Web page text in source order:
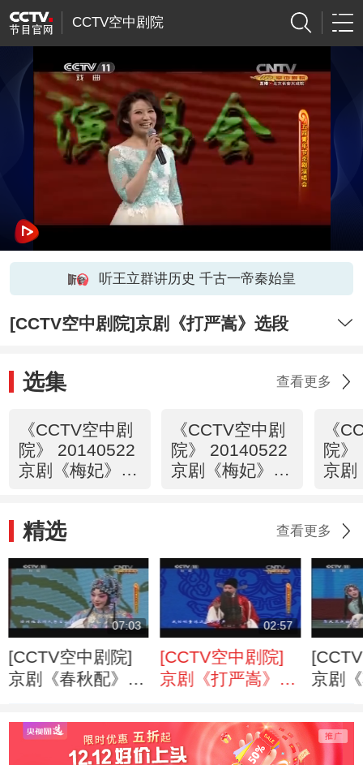
CCTV空中剧院
听王立群讲历史 千古一帝秦始皇
[CCTV空中剧院]京剧《打严嵩》选段
选集 查看更多
《CCTV空中剧
院》 20140522
京剧《梅妃》
《CCTV空中剧
院》 20140522
京剧《梅妃》
《
院》
京剧
精选 查看更多
07:03
[CCTV空中剧院]
京剧《春秋配》选
02:57
[CCTV空中剧院]
京剧《打严嵩》选
京剧